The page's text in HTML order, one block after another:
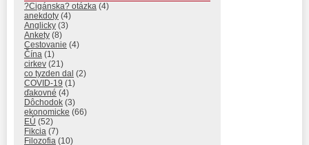
?Cigánska? otázka (4)
anekdoty (4)
Anglicky (3)
Ankety (8)
Cestovanie (4)
Čína (1)
cirkev (21)
co tyzden dal (2)
COVID-19 (1)
ďakovné (4)
Dôchodok (3)
ekonomicke (66)
EÚ (52)
Fikcia (7)
Filozofia (10)